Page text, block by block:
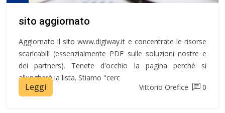
sito aggiornato
Aggiornato il sito www.digiway.it e concentrate le risorse
scaricabili (essenzialmente PDF sulle soluzioni nostre e
dei partners). Tenete d'occhio la pagina perchè si
allungherà la lista. Stiamo "cerc
Leggi Vittorio Orefice 0